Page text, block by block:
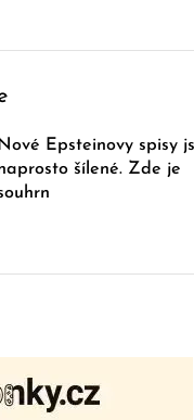
Epsteinovy spisy
šílené. Zde je